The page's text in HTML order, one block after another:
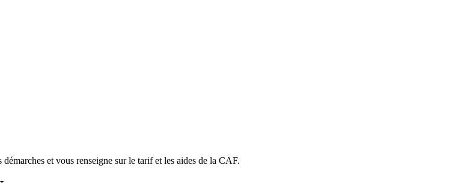
et vous renseigne sur le tarif et les aides de la CAF.